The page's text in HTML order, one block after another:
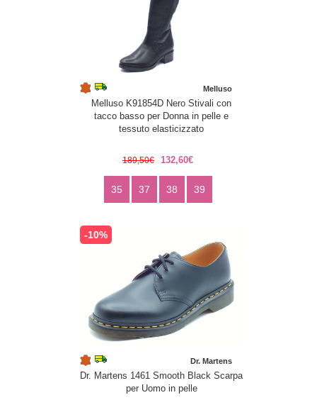
Melluso
Melluso K91854D Nero Stivali con
tacco basso per Donna in pelle e
tessuto elasticizzato
189,50€ 132,60€
35 37 38 39
-10%
Dr. Martens
Dr. Martens 1461 Smooth Black Scarpa
per Uomo in pelle